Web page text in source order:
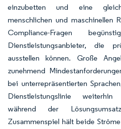
einzubetten und eine
menschlichen und maschinellen
Compliance-Fragen
Dienstleistungsanbieter, die
ausstellen können. Große
zunehmend
bei unterrepräsentierten
Dienstleistungslinie weiterhin
während der
Zusammenspiel hält beide